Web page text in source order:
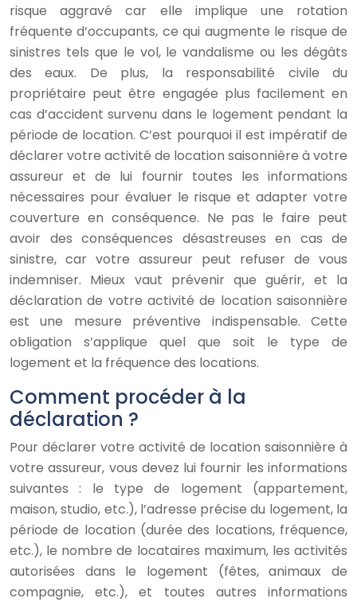
risque aggravé car elle implique une rotation
fréquente d’occupants, ce qui augmente le risque de
sinistres tels que le vol, le vandalisme ou les dégâts
des eaux. De plus, la responsabilité civile du
propriétaire peut être engagée plus facilement en
cas d’accident survenu dans le logement pendant la
période de location. C’est pourquoi il est impératif de
déclarer votre activité de location saisonnière à votre
assureur et de lui fournir toutes les informations
nécessaires pour évaluer le risque et adapter votre
couverture en conséquence. Ne pas le faire peut
avoir des conséquences désastreuses en cas de
sinistre, car votre assureur peut refuser de vous
indemniser. Mieux vaut prévenir que guérir, et la
déclaration de votre activité de location saisonnière
est une mesure préventive indispensable. Cette
obligation s’applique quel que soit le type de
logement et la fréquence des locations.
Comment procéder à la
déclaration ?
Pour déclarer votre activité de location saisonnière à
votre assureur, vous devez lui fournir les informations
suivantes : le type de logement (appartement,
maison, studio, etc.), l’adresse précise du logement, la
période de location (durée des locations, fréquence,
etc.), le nombre de locataires maximum, les activités
autorisées dans le logement (fêtes, animaux de
compagnie, etc.), et toutes autres informations